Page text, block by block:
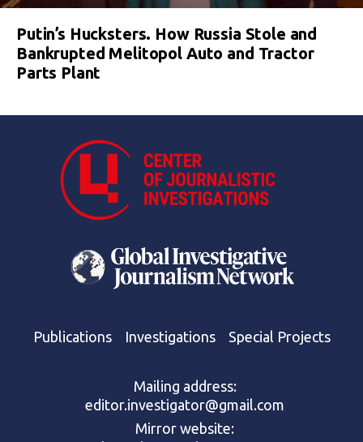
Putin’s Hucksters. How Russia Stole and
Bankrupted Melitopol Auto and Tractor
Parts Plant
Publications Investigations Special Projects
Mailing address:
editor.investigator@gmail.com
Mirror website: